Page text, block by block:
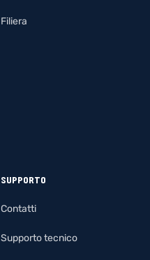
Filiera
SUPPORTO
Contatti
Supporto tecnico